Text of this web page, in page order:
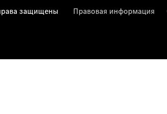
защищены Правовая информация